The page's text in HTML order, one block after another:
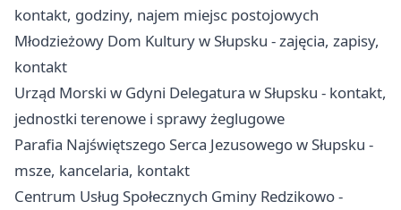
kontakt, godziny, najem miejsc postojowych
Młodzieżowy Dom Kultury w Słupsku - zajęcia, zapisy,
kontakt
Urząd Morski w Gdyni Delegatura w Słupsku - kontakt,
jednostki terenowe i sprawy żeglugowe
Parafia Najświętszego Serca Jezusowego w Słupsku -
msze, kancelaria, kontakt
Centrum Usług Społecznych Gminy Redzikowo -